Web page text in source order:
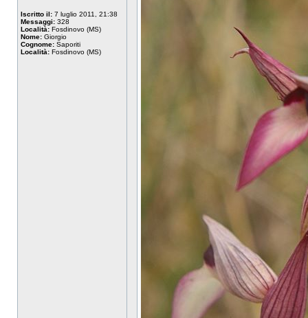
Iscritto il: 7 luglio 2011, 21:38
Messaggi: 328
Località: Fosdinovo (MS)
Nome: Giorgio
Cognome: Saporiti
Località: Fosdinovo (MS)